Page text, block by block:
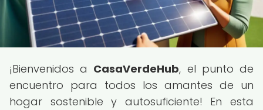
¡Bienvenidos a CasaVerdeHub, el punto de
encuentro para todos los amantes de un
hogar sostenible y autosuficiente! En esta